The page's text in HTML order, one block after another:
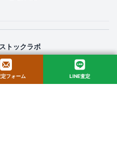
トックラボ
１２−１６ セントフォービル ２０３
All Rights Reserved.
フォーム LINE査定